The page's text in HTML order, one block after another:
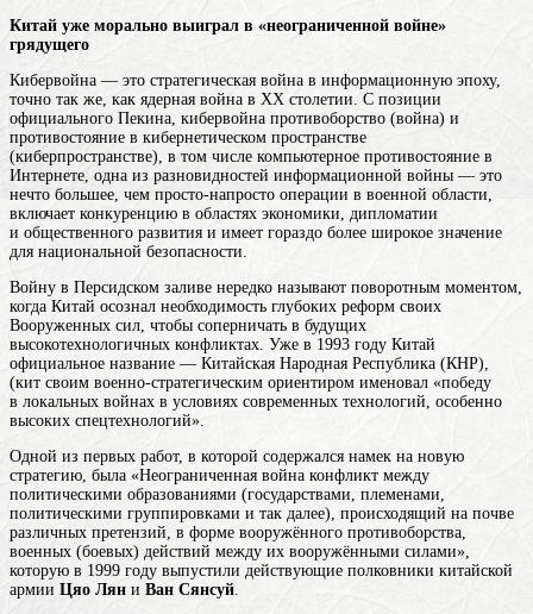
Китай уже морально выиграл в «неограниченной войне»
грядущего
Кибервойна — это стратегическая война в информационную эпоху,
точно так же, как ядерная война в XX столетии. С позиции
официального Пекина, кибервойна противоборство (война) и
противостояние в кибернетическом пространстве
(киберпространстве), в том числе компьютерное противостояние в
Интернете, одна из разновидностей информационной войны — это
нечто большее, чем просто-напросто операции в военной области,
включает конкуренцию в областях экономики, дипломатии
и общественного развития и имеет гораздо более широкое значение
для национальной безопасности.
Войну в Персидском заливе нередко называют поворотным моментом,
когда Китай осознал необходимость глубоких реформ своих
Вооруженных сил, чтобы соперничать в будущих
высокотехнологичных конфликтах. Уже в 1993 году Китай
официальное название — Китайская Народная Республика (КНР),
(кит своим военно-стратегическим ориентиром именовал «победу
в локальных войнах в условиях современных технологий, особенно
высоких спецтехнологий».
Одной из первых работ, в которой содержался намек на новую
стратегию, была «Неограниченная война конфликт между
политическими образованиями (государствами, племенами,
политическими группировками и так далее), происходящий на почве
различных претензий, в форме вооружённого противоборства,
военных (боевых) действий между их вооружёнными силами»,
которую в 1999 году выпустили действующие полковники китайской
армии Цяо Лян и Ван Сянсуй